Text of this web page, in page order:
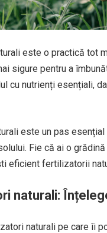
este o practică tot
sigure pentru a
cu nutrienți esențiali,
este un pas
Fie că ai o
eficient fertilizatorii
naturali:
naturali pe care îi